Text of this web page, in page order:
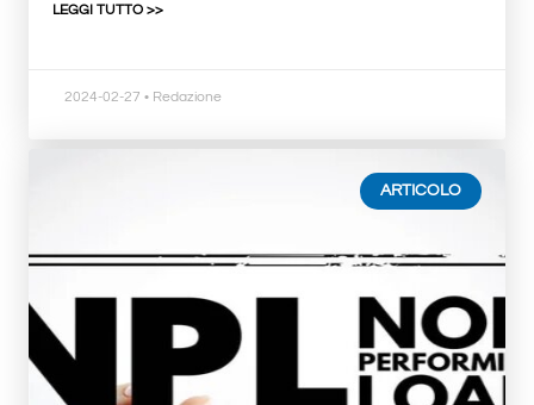
LEGGI TUTTO >>
2024-02-27 • Redazione
ARTICOLO